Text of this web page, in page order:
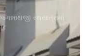
રથયાત્રામાં